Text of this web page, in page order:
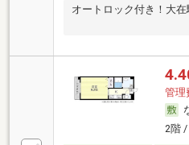
オートロック付き！大在
管理
2階 /